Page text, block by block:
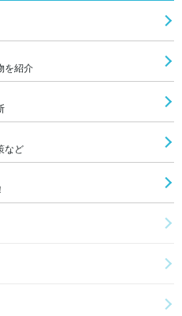
を紹介
など